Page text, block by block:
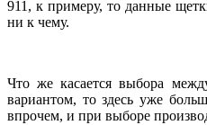
911, к примеру, то данные
ни к чему.
Что же касается выбора
вариантом, то здесь уже
впрочем, и при выборе